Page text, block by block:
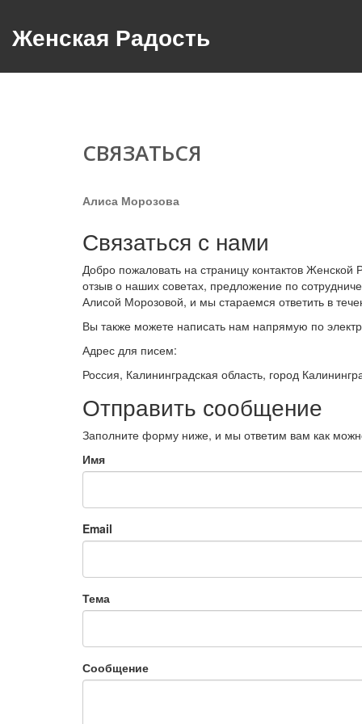
Женская Радость
СВЯЗАТЬСЯ
Алиса Морозова
Связаться с нами
Добро пожаловать на страницу контактов
отзыв о наших советах, предложение по
Алисой Морозовой, и мы стараемся ответить в
Вы также можете написать нам напрямую по
Адрес для писем:
Россия, Калининградская область, город
Отправить сообщение
Заполните форму ниже, и мы ответим вам как
Имя
Email
Тема
Сообщение